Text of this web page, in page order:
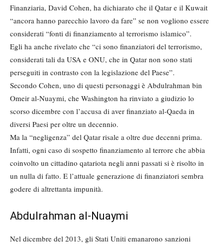
Finanziaria, David Cohen, ha dichiarato che il Qatar e il Kuwait
“ancora hanno parecchio lavoro da fare” se non vogliono essere
considerati “fonti di finanziamento al terrorismo islamico”.
Egli ha anche rivelato che “ci sono finanziatori del terrorismo,
considerati tali da USA e ONU, che in Qatar non sono stati
perseguiti in contrasto con la legislazione del Paese”.
Secondo Cohen, uno di questi personaggi è Abdulrahman bin
Omeir al-Nuaymi, che Washington ha rinviato a giudizio lo
scorso dicembre con l’accusa di aver finanziato al-Qaeda in
diversi Paesi per oltre un decennio.
Ma la “negligenza” del Qatar risale a oltre due decenni prima.
Infatti, ogni caso di sospetto finanziamento al terrore che abbia
coinvolto un cittadino qatariota negli anni passati si è risolto in
un nulla di fatto. E l’attuale generazione di finanziatori sembra
godere di altrettanta impunità.
Abdulrahman al-Nuaymi
Nel dicembre del 2013, gli Stati Uniti emanarono sanzioni